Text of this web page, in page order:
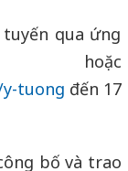
qua ứng
hoặc
tuong đến 17
bố và trao